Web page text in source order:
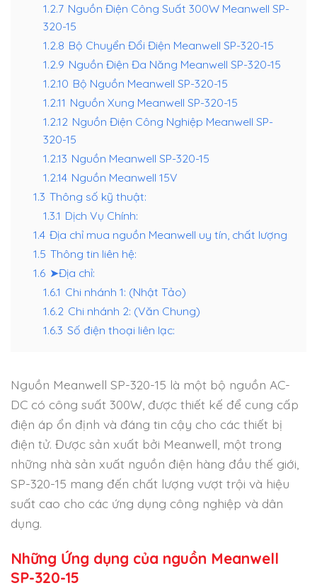
1.2.7 Nguồn Điện Công Suất 300W Meanwell SP-
320-15
1.2.8 Bộ Chuyển Đổi Điện Meanwell SP-320-15
1.2.9 Nguồn Điện Đa Năng Meanwell SP-320-15
1.2.10 Bộ Nguồn Meanwell SP-320-15
1.2.11 Nguồn Xung Meanwell SP-320-15
1.2.12 Nguồn Điện Công Nghiệp Meanwell SP-
320-15
1.2.13 Nguồn Meanwell SP-320-15
1.2.14 Nguồn Meanwell 15V
1.3 Thông số kỹ thuật:
1.3.1 Dịch Vụ Chính:
1.4 Địa chỉ mua nguồn Meanwell uy tín, chất lượng
1.5 Thông tin liên hệ:
1.6 ➤Địa chỉ:
1.6.1 Chi nhánh 1: (Nhật Tảo)
1.6.2 Chi nhánh 2: (Văn Chung)
1.6.3 Số điện thoại liên lạc:
Nguồn Meanwell SP-320-15 là một bộ nguồn AC-
DC có công suất 300W, được thiết kế để cung cấp
điện áp ổn định và đáng tin cậy cho các thiết bị
điện tử. Được sản xuất bởi Meanwell, một trong
những nhà sản xuất nguồn điện hàng đầu thế giới,
SP-320-15 mang đến chất lượng vượt trội và hiệu
suất cao cho các ứng dụng công nghiệp và dân
dụng.
Những Ứng dụng của nguồn Meanwell
SP-320-15